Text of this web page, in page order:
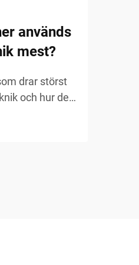
används
mest?
drar störst
och hur den
Läs